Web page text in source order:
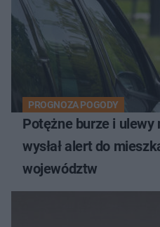
PROGNOZA POGODY
Potężne burze i ulewy
wysłał alert do
województw